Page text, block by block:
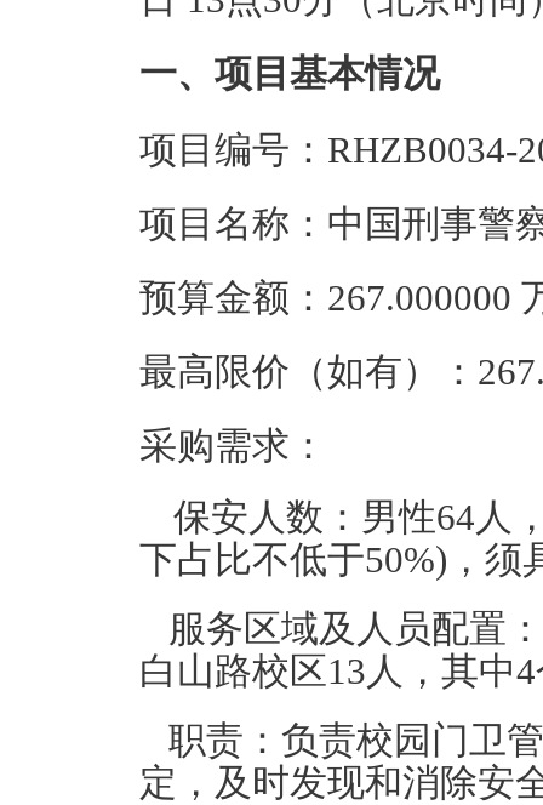
一、项目基本情况
项目编号：RHZB0034-
项目名称：中国刑事警
预算金额：267.000000
最高限价（如有）：
采购需求：
保安人数：男性64人
下占比不低于50%)，须
服务区域及人员配置
白山路校区13人，其中
职责：负责校园门卫
定，及时发现和消除安